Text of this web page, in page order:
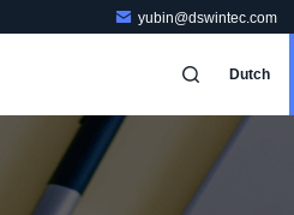
yubin@dswintec.com
Dutch